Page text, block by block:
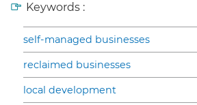
Keywords :
self-managed businesses
reclaimed businesses
local development